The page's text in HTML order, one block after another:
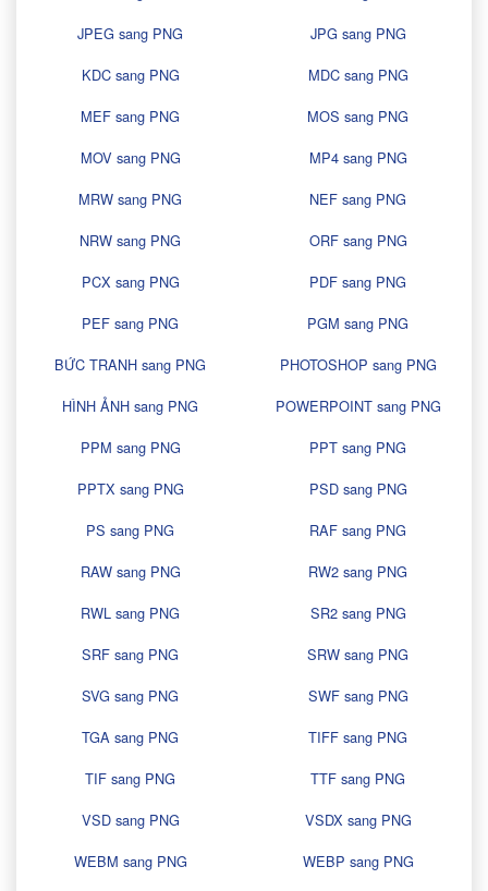
JPEG sang PNG
JPG sang PNG
KDC sang PNG
MDC sang PNG
MEF sang PNG
MOS sang PNG
MOV sang PNG
MP4 sang PNG
MRW sang PNG
NEF sang PNG
NRW sang PNG
ORF sang PNG
PCX sang PNG
PDF sang PNG
PEF sang PNG
PGM sang PNG
BỨC TRANH sang PNG
PHOTOSHOP sang PNG
HÌNH ẢNH sang PNG
POWERPOINT sang PNG
PPM sang PNG
PPT sang PNG
PPTX sang PNG
PSD sang PNG
PS sang PNG
RAF sang PNG
RAW sang PNG
RW2 sang PNG
RWL sang PNG
SR2 sang PNG
SRF sang PNG
SRW sang PNG
SVG sang PNG
SWF sang PNG
TGA sang PNG
TIFF sang PNG
TIF sang PNG
TTF sang PNG
VSD sang PNG
VSDX sang PNG
WEBM sang PNG
WEBP sang PNG